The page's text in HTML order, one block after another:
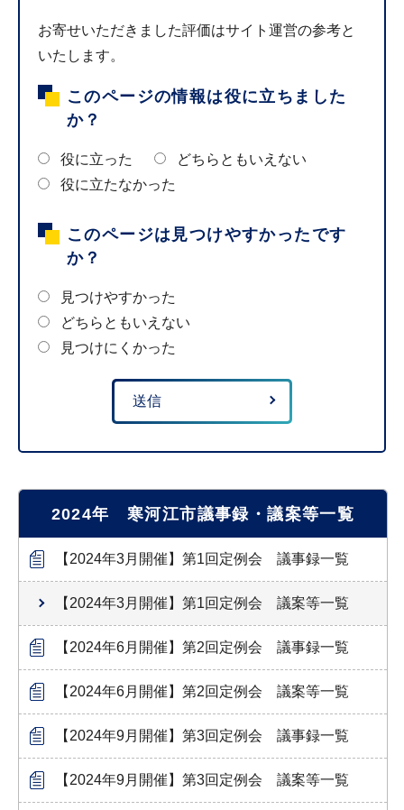
お寄せいただきました評価はサイト運営の参考と
いたします。
このページの情報は役に立ちました
か？
役に立った
どちらともいえない
役に立たなかった
このページは見つけやすかったです
か？
見つけやすかった
どちらともいえない
見つけにくかった
2024年 寒河江市議事録・議案等一覧
【2024年3月開催】第1回定例会 議事録一覧
【2024年3月開催】第1回定例会 議案等一覧
【2024年6月開催】第2回定例会 議事録一覧
【2024年6月開催】第2回定例会 議案等一覧
【2024年9月開催】第3回定例会 議事録一覧
【2024年9月開催】第3回定例会 議案等一覧